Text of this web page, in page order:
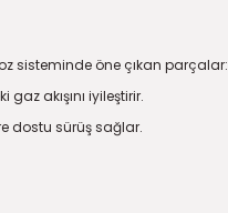
sisteminde öne çıkan parçalar:
akışını iyileştirir.
dostu sürüş sağlar.